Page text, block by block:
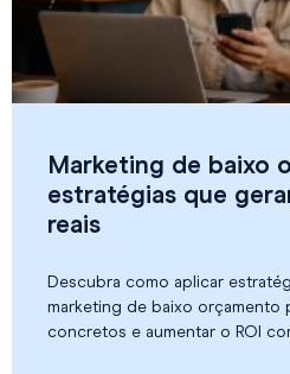
Marketing de baixo
estratégias que
reais
Descubra como aplicar
marketing de baixo orçamento
concretos e aumentar o ROI